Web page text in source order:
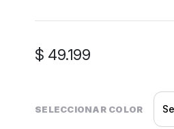
$ 49.199
SELECCIONAR COLOR